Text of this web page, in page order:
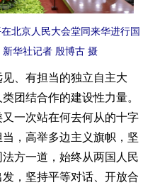
北京人民大会堂同来华进行国
华社记者 殷博古 摄
、有担当的独立自主大
团结合作的建设性力量。
一次站在何去何从的十字
，高举多边主义旗帜，坚
方一道，始终从两国人民
，坚持平等对话、开放合